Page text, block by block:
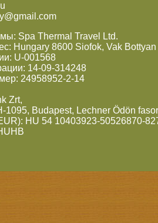
Spa Thermal Travel Ltd.
Hungary 8600 Siofok, Vak Bottyan
U-001568
14-09-314248
24958952-2-14
Zrt,
1095, Budapest, Lechner Ödön
HU 54 10403923-50526870-